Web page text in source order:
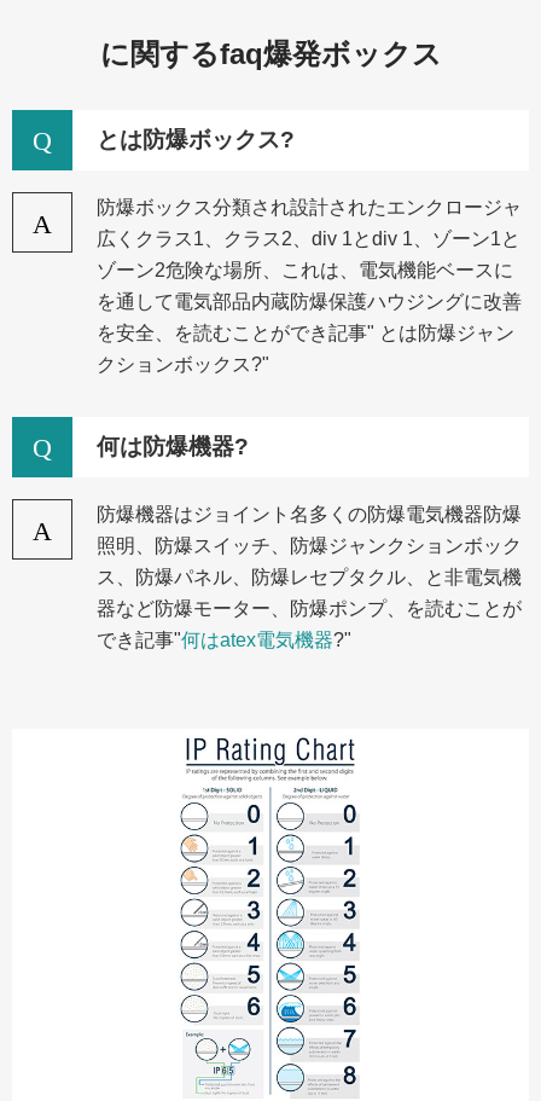
に関するfaq爆発ボックス
Q とは防爆ボックス?
A
防爆ボックス分類され設計されたエンクロージャ
広くクラス1、クラス2、div 1とdiv 1、ゾーン1と
ゾーン2危険な場所、これは、電気機能ベースに
を通して電気部品内蔵防爆保護ハウジングに改善
を安全、を読むことができ記事" とは防爆ジャン
クションボックス?"
Q 何は防爆機器?
A
防爆機器はジョイント名多くの防爆電気機器防爆
照明、防爆スイッチ、防爆ジャンクションボック
ス、防爆パネル、防爆レセプタクル、と非電気機
器など防爆モーター、防爆ポンプ、を読むことが
でき記事"何はatex電気機器?"